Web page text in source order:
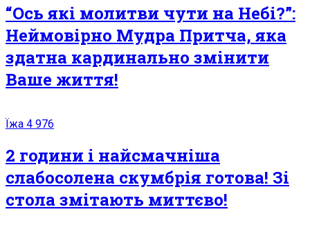
“Ось які молитви чути на Небі?”:
Неймовірно Мудра Притча, яка
здатна кардинально змінити
Ваше життя!
Їжа 4 976
2 години і найсмачніша
слабосолена скумбрія готова! Зі
стола змітають миттєво!